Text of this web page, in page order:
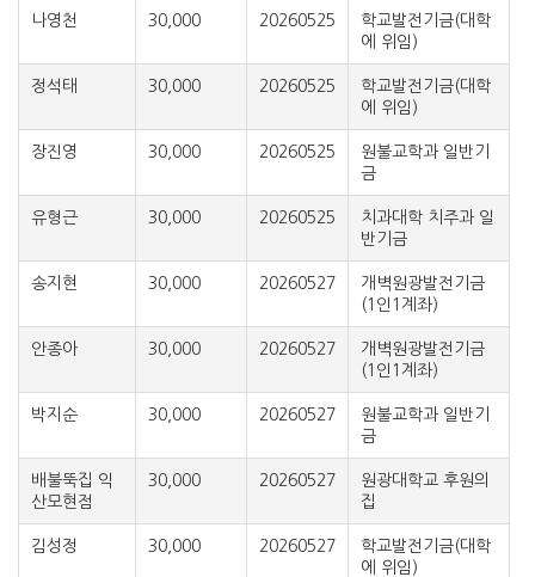
나영천 30,000 20260525
학교발전기금(대학
에 위임)
정석태 30,000 20260525
학교발전기금(대학
에 위임)
장진영 30,000 20260525
원불교학과 일반기
금
유형근 30,000 20260525
치과대학 치주과 일
반기금
송지현 30,000 20260527
개벽원광발전기금
(1인1계좌)
안종아 30,000 20260527
개벽원광발전기금
(1인1계좌)
박지순 30,000 20260527
원불교학과 일반기
금
배불뚝집 익
산모현점
30,000 20260527
원광대학교 후원의
집
김성정 30,000 20260527
학교발전기금(대학
에 위임)